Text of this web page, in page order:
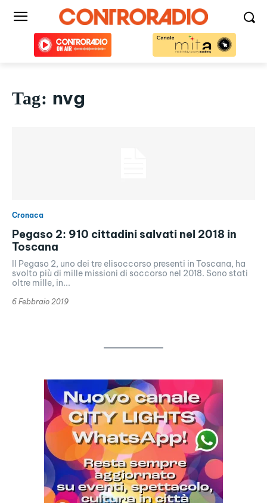
Tag: nvg
Cronaca
Pegaso 2: 910 cittadini salvati nel 2018 in
Toscana
Il Pegaso 2, uno dei tre elisoccorso presenti in Toscana, ha
svolto più di mille missioni di soccorso nel 2018. Sono stati
oltre mille, in...
6 Febbraio 2019